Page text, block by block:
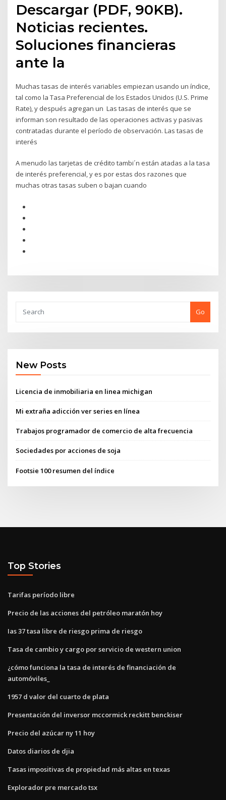
Descargar (PDF, 90KB).
Noticias recientes.
Soluciones financieras
ante la
Muchas tasas de interés variables empiezan usando un índice,
tal como la Tasa Preferencial de los Estados Unidos (U.S. Prime
Rate), y después agregan un Las tasas de interés que se
informan son resultado de las operaciones activas y pasivas
contratadas durante el período de observación. Las tasas de
interés
A menudo las tarjetas de crédito tambi´n están atadas a la tasa
de interés preferencial, y es por estas dos razones que
muchas otras tasas suben o bajan cuando
Go
New Posts
Licencia de inmobiliaria en linea michigan
Mi extraña adicción ver series en línea
Trabajos programador de comercio de alta frecuencia
Sociedades por acciones de soja
Footsie 100 resumen del índice
Top Stories
Tarifas período libre
Precio de las acciones del petróleo maratón hoy
Ias 37 tasa libre de riesgo prima de riesgo
Tasa de cambio y cargo por servicio de western union
¿cómo funciona la tasa de interés de financiación de
automóviles_
1957 d valor del cuarto de plata
Presentación del inversor mccormick reckitt benckiser
Precio del azúcar ny 11 hoy
Datos diarios de djia
Tasas impositivas de propiedad más altas en texas
Explorador pre mercado tsx